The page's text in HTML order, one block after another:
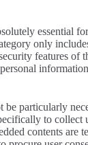
essential
only
features of
be particularly
to collect
contents are